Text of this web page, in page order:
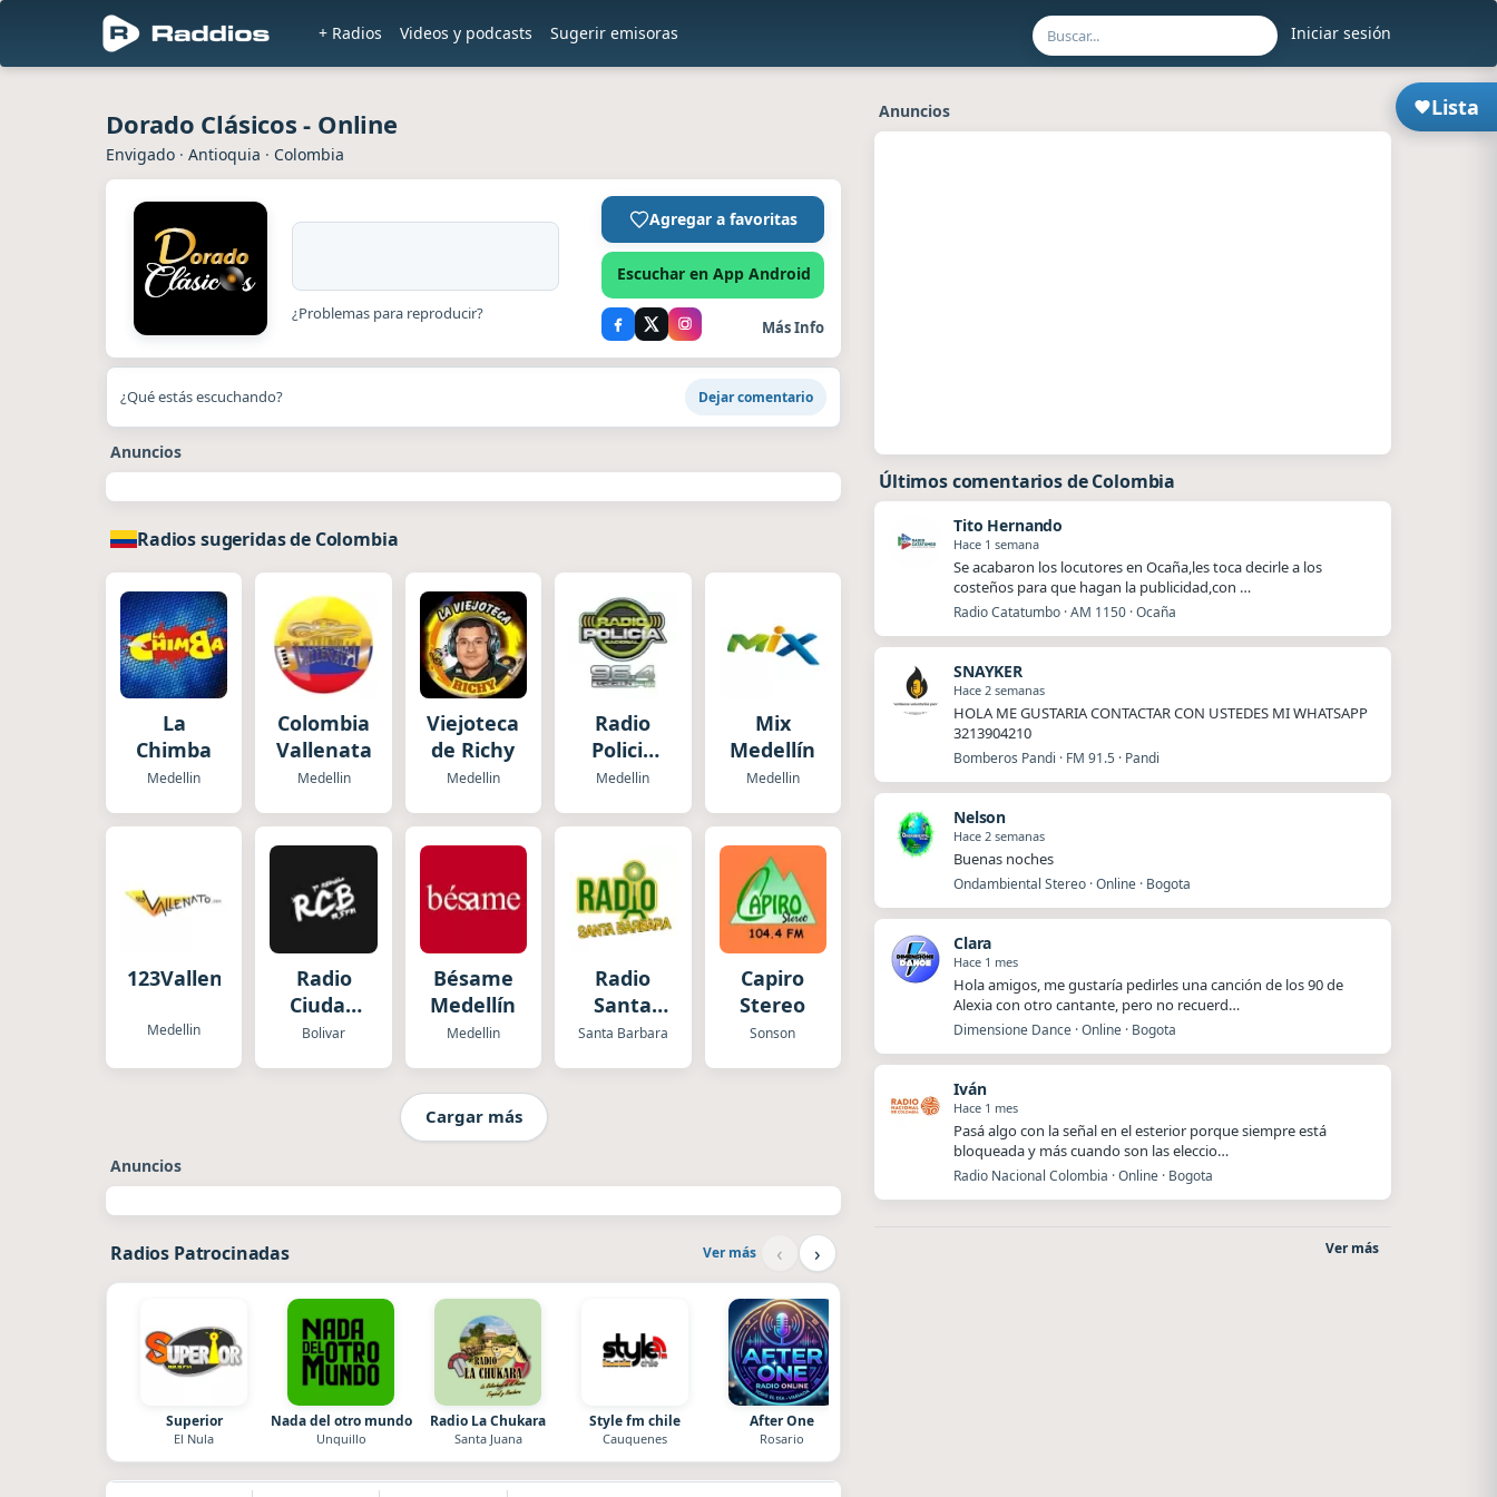
Iniciar sesión
+ Radios Videos y podcasts Sugerir emisoras
Lista
Dorado Clásicos - Online
Envigado · Antioquia · Colombia
¿Problemas para reproducir?
Agregar a favoritas
Escuchar en App Android
Más Info
¿Qué estás escuchando? Dejar comentario
Anuncios
Radios sugeridas de Colombia
La
Chimba
Medellin
Colombia
Vallenata
Medellin
Viejoteca
de Richy
Medellin
Radio
Policia
Nacional
Medellin
Mix
Medellín
Medellin
123Vallenato.com
Medellin
Radio
Ciudad
Bolivar
Bolivar
Bésame
Medellín
Medellin
Radio
Santa
Bárbara
Santa Barbara
Capiro
Stereo
Sonson
Cargar más
Anuncios
Radios Patrocinadas Ver más ‹ ›
Superior
El Nula
Nada del otro mundo
Unquillo
Radio La Chukara
Santa Juana
Style fm chile
Cauquenes
After One
Rosario
Anuncios
Últimos comentarios de Colombia
Tito Hernando
Hace 1 semana
Se acabaron los locutores en Ocaña,les toca decirle a los
costeños para que hagan la publicidad,con …
Radio Catatumbo · AM 1150 · Ocaña
SNAYKER
Hace 2 semanas
HOLA ME GUSTARIA CONTACTAR CON USTEDES MI WHATSAPP
3213904210
Bomberos Pandi · FM 91.5 · Pandi
Nelson
Hace 2 semanas
Buenas noches
Ondambiental Stereo · Online · Bogota
Clara
Hace 1 mes
Hola amigos, me gustaría pedirles una canción de los 90 de
Alexia con otro cantante, pero no recuerd…
Dimensione Dance · Online · Bogota
Iván
Hace 1 mes
Pasá algo con la señal en el esterior porque siempre está
bloqueada y más cuando son las eleccio…
Radio Nacional Colombia · Online · Bogota
Ver más